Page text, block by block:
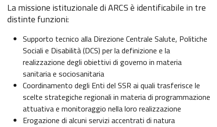
La missione istituzionale di ARCS è identificabile in tre
distinte funzioni:
Supporto tecnico alla Direzione Centrale Salute, Politiche
Sociali e Disabilità (DCS) per la definizione e la
realizzazione degli obiettivi di governo in materia
sanitaria e sociosanitaria
Coordinamento degli Enti del SSR ai quali trasferisce le
scelte strategiche regionali in materia di programmazione
attuativa e monitoraggio nella loro realizzazione
Erogazione di alcuni servizi accentrati di natura